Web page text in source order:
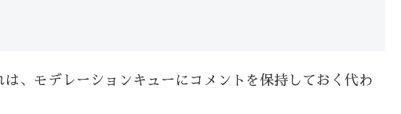
、モデレーションキューにコメントを保持しておく代わ